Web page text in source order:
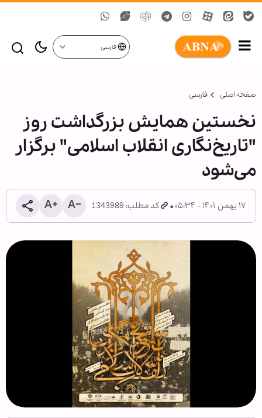
فارسی
صفحه اصلی فارسی
نخستین همایش بزرگداشت روز
"تاریخ‌نگاری انقلاب اسلامی" برگزار
می‌شود
۱۷ بهمن ۱۴۰۱ - ۰۵:۳۴ کد مطلب: 1343989